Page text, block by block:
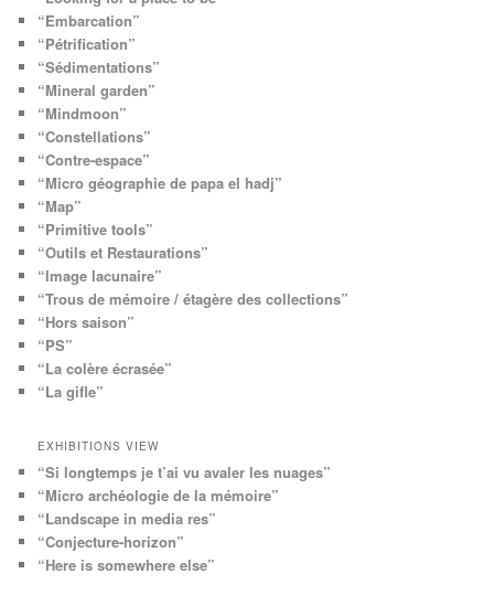
“Embarcation”
“Pétrification”
“Sédimentations”
“Mineral garden”
“Mindmoon”
“Constellations”
“Contre-espace”
“Micro géographie de papa el hadj”
“Map”
“Primitive tools”
“Outils et Restaurations”
“Image lacunaire”
“Trous de mémoire / étagère des collections”
“Hors saison”
“PS”
“La colère écrasée”
“La gifle”
EXHIBITIONS VIEW
“Si longtemps je t’ai vu avaler les nuages”
“Micro archéologie de la mémoire”
“Landscape in media res”
“Conjecture-horizon”
“Here is somewhere else”